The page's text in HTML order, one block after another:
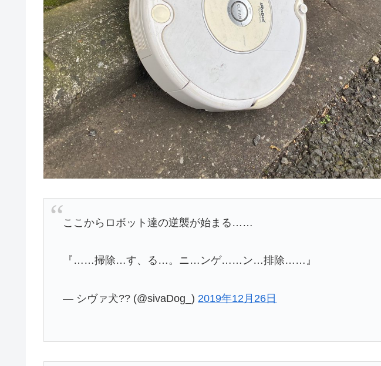
ここからロボット達の逆襲が始まる……
『……掃除…す、る…。ニ…ンゲ……ン…排除……』
— シヴァ犬?? (@sivaDog_) 2019年12月26日